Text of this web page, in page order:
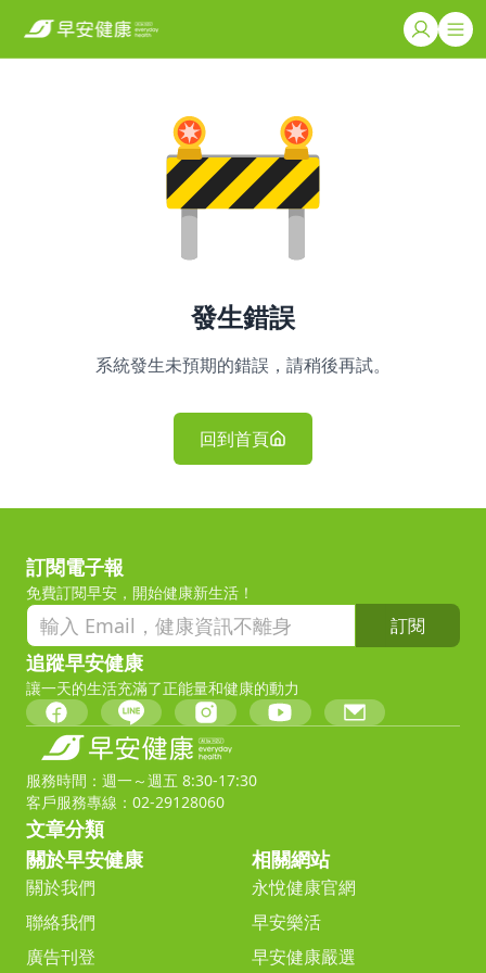
發生錯誤
系統發生未預期的錯誤，請稍後再試。
回到首頁
訂閱電子報
免費訂閱早安，開始健康新生活！
訂閱
追蹤早安健康
讓一天的生活充滿了正能量和健康的動力
服務時間：週一～週五 8:30-17:30
客戶服務專線：02-29128060
文章分類
關於早安健康
關於我們
聯絡我們
廣告刊登
相關網站
永悅健康官網
早安樂活
早安健康嚴選